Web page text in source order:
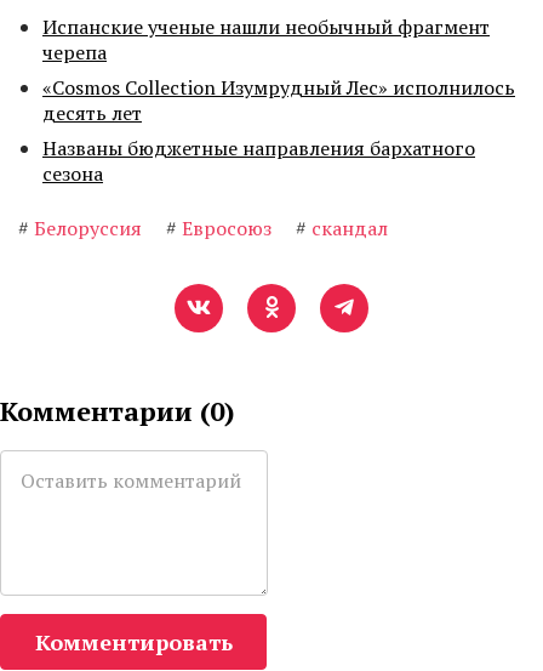
Испанские ученые нашли необычный фрагмент
черепа
«Cosmos Collection Изумрудный Лес» исполнилось
десять лет
Названы бюджетные направления бархатного
сезона
# Белоруссия # Евросоюз # скандал
Комментарии (0)
Комментировать